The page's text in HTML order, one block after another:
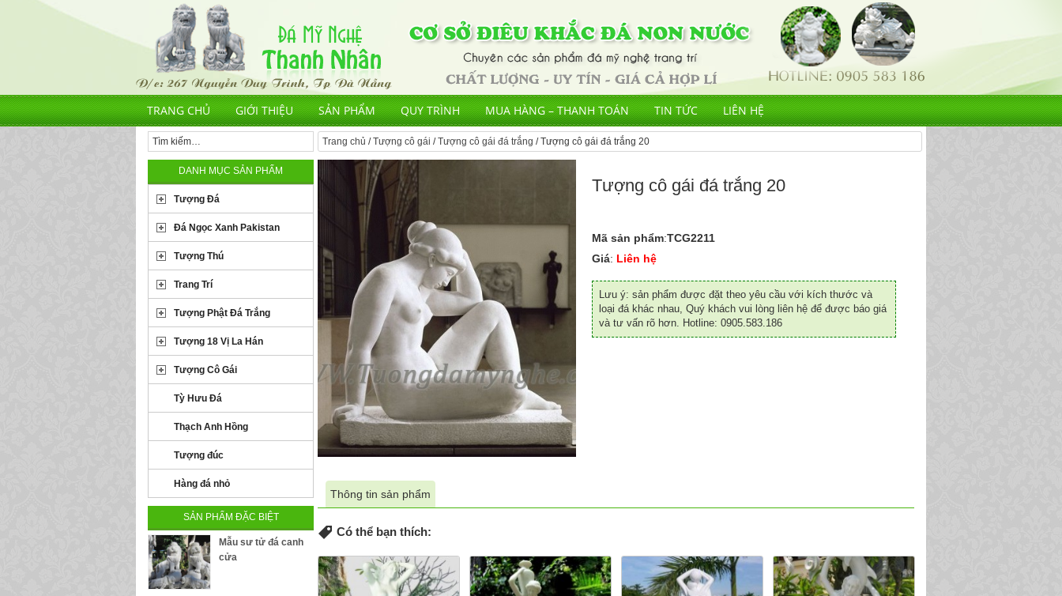
TRANG CHỦ GIỚI THIỆU SẢN PHẨM QUY TRÌNH MUA HÀNG – THANH TOÁN TIN TỨC LIÊN HỆ
Trang chủ /Tượng cô gái /Tượng cô gái đá trắng / Tượng cô gái đá trắng 20
Tượng cô gái đá trắng 20
Mã sản phẩm:TCG2211
Giá: Liên hệ
Lưu ý: sản phẩm được đặt theo yêu cầu với kích thước và
loại đá khác nhau, Quý khách vui lòng liên hệ để được báo giá
và tư vấn rõ hơn. Hotline: 0905.583.186
Thông tin sản phẩm
Có thể bạn thích:
DANH MỤC SẢN PHẨM
Tượng Đá
Đá Ngọc Xanh Pakistan
Tượng Thú
Trang Trí
Tượng Phật Đá Trắng
Tượng 18 Vị La Hán
Tượng Cô Gái
Tỳ Hưu Đá
Thạch Anh Hồng
Tượng đúc
Hàng đá nhỏ
SẢN PHẨM ĐẶC BIỆT
Mẫu sư tử đá canh
cửa